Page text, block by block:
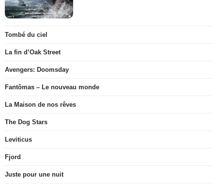
Tombé du ciel
La fin d’Oak Street
Avengers: Doomsday
Fantômas – Le nouveau monde
La Maison de nos rêves
The Dog Stars
Leviticus
Fjord
Juste pour une nuit